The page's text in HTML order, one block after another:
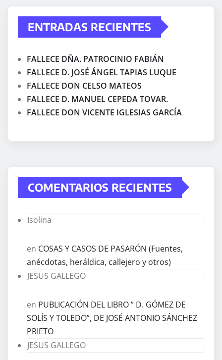
ENTRADAS RECIENTES
FALLECE DÑA. PATROCINIO FABIÁN
FALLECE D. JOSÉ ÁNGEL TAPIAS LUQUE
FALLECE DON CELSO MATEOS
FALLECE D. MANUEL CEPEDA TOVAR.
FALLECE DON VICENTE IGLESIAS GARCÍA
COMENTARIOS RECIENTES
Isolina
en COSAS Y CASOS DE PASARÓN (Fuentes,
anécdotas, heráldica, callejero y otros)
JESUS GALLEGO
en PUBLICACIÓN DEL LIBRO ” D. GÓMEZ DE
SOLÍS Y TOLEDO”, DE JOSÉ ANTONIO SÁNCHEZ
PRIETO
JESUS GALLEGO